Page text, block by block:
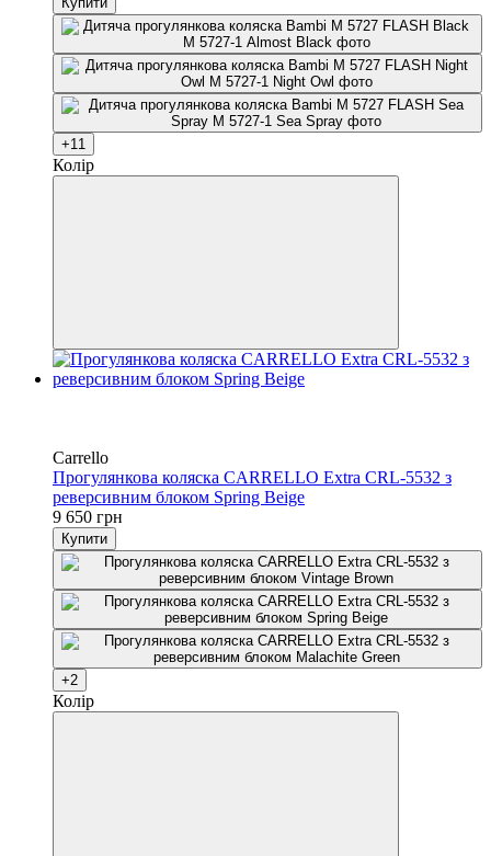
+11
Колір
Carrello
Прогулянкова коляска CARRELLO Extra CRL-5532 з
реверсивним блоком Spring Beige
9 650 грн
Купити
+2
Колір